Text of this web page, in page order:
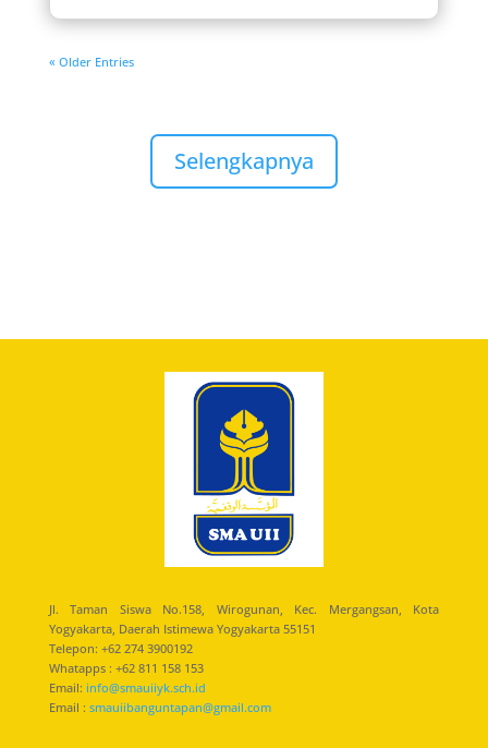
« Older Entries
Selengkapnya
Jl. Taman Siswa No.158, Wirogunan, Kec. Mergangsan, Kota
Yogyakarta, Daerah Istimewa Yogyakarta 55151
Telepon: +62 274 3900192
Whatapps : +62 811 158 153
Email: info@smauiiyk.sch.id
Email : smauiibanguntapan@gmail.com